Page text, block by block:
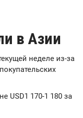
в Азии
неделе из-за
USD1 170-1 180 за